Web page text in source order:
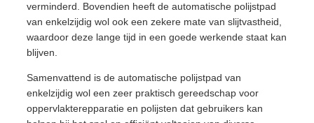
verminderd. Bovendien heeft de automatische polijstpad
van enkelzijdig wol ook een zekere mate van slijtvastheid,
waardoor deze lange tijd in een goede werkende staat kan
blijven.
Samenvattend is de automatische polijstpad van
enkelzijdig wol een zeer praktisch gereedschap voor
oppervlakterepparatie en polijsten dat gebruikers kan